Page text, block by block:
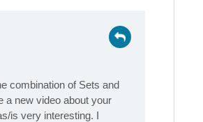
combination of Sets and
a new video about your
is very interesting. I